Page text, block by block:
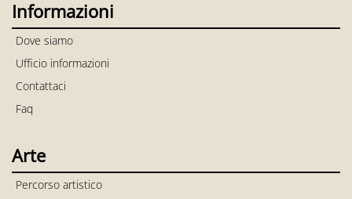
Informazioni
Dove siamo
Ufficio informazioni
Contattaci
Faq
Arte
Percorso artistico